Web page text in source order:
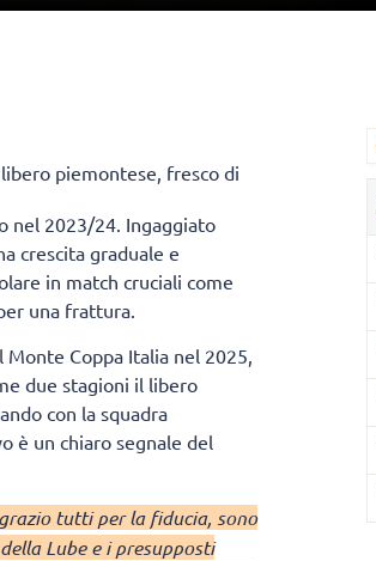
piemontese, fresco di
nel 2023/24. Ingaggiato
crescita graduale e
in match cruciali come
una frattura.
Coppa Italia nel 2025,
due stagioni il libero
con la squadra
è un chiaro segnale del
tutti per la fiducia, sono
Lube e i presupposti